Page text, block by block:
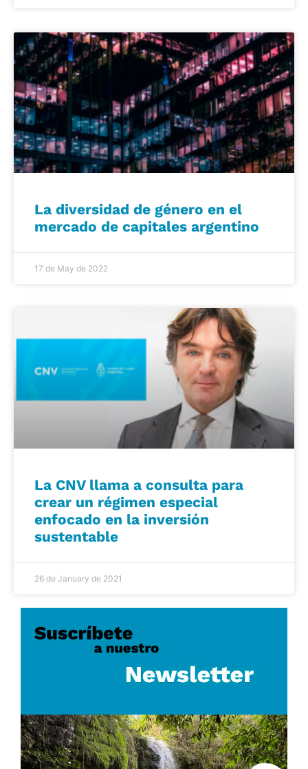
La diversidad de género en el
mercado de capitales argentino
17 de May de 2022
La CNV llama a consulta para
crear un régimen especial
enfocado en la inversión
sustentable
26 de January de 2021